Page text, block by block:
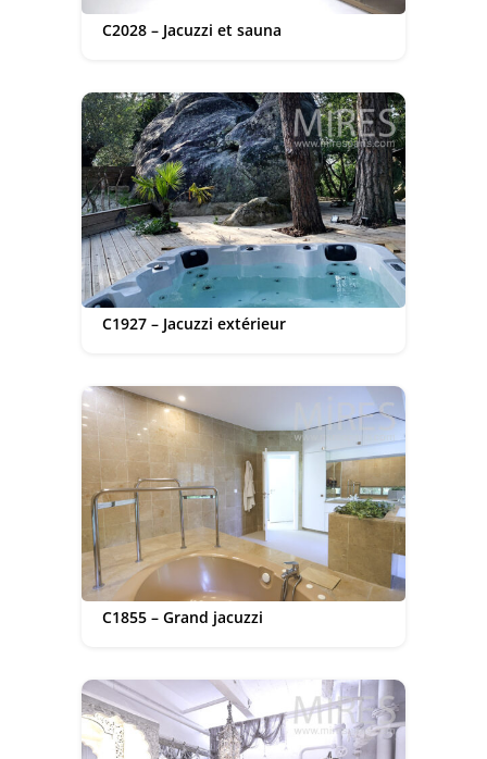
C2028 – Jacuzzi et sauna
C1927 – Jacuzzi extérieur
C1855 – Grand jacuzzi